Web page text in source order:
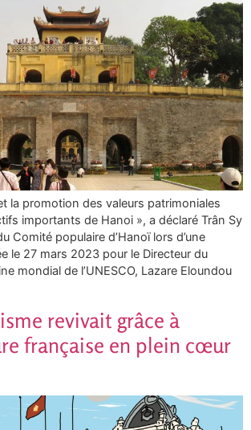
la promotion des valeurs patrimoniales
importants de Hanoi », a déclaré Trân Sy
Comité populaire d’Hanoï lors d’une
le 27 mars 2023 pour le Directeur du
mondial de l’UNESCO, Lazare Eloundou
revivait grâce à
française en plein cœur